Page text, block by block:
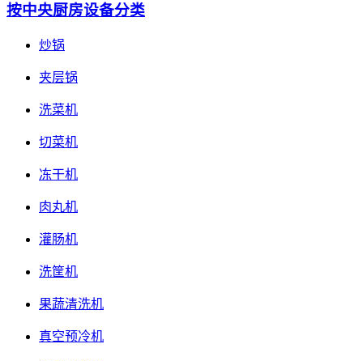
按中央厨房设备分类
炒锅
夹层锅
洗菜机
切菜机
冻干机
肉丸机
灌肠机
洗筐机
果蔬清洗机
真空预冷机